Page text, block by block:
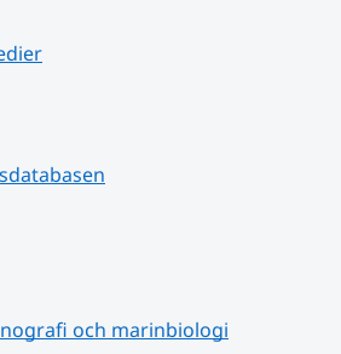
och marinbiologi